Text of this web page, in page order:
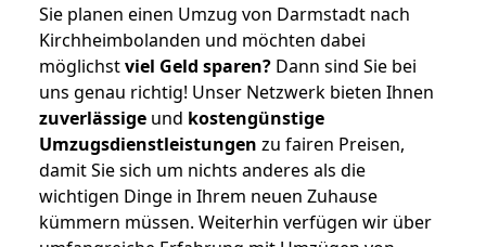
Sie planen einen Umzug von Darmstadt nach
Kirchheimbolanden und möchten dabei
möglichstviel Geld sparen? Dann sind Sie bei
uns genau richtig! Unser Netzwerk bieten Ihnen
zuverlässige und kostengünstige
Umzugsdienstleistungen zu fairen Preisen,
damit Sie sich um nichts anderes als die
wichtigen Dinge in Ihrem neuen Zuhause
kümmern müssen. Weiterhin verfügen wir über